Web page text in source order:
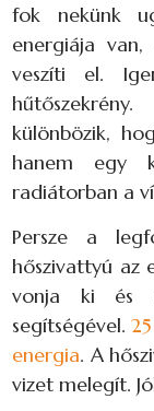
fok nekünk
energiája
veszíti el.
különbözik,
hanem egy
radiátorban a
Persze a
hőszivattyú az
vonja ki és
segítségével.
energia. A
vizet melegít.